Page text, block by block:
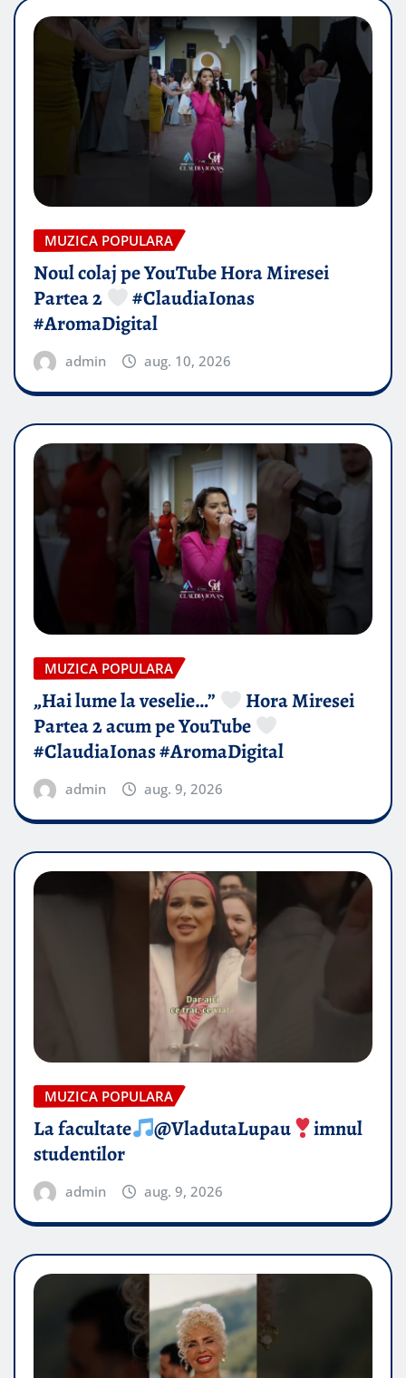
MUZICA POPULARA
Noul colaj pe YouTube Hora Miresei
Partea 2
#ClaudiaIonas
#AromaDigital
admin aug. 10, 2026
MUZICA POPULARA
„Hai lume la veselie…”
Hora Miresei
Partea 2 acum pe YouTube
#ClaudiaIonas #AromaDigital
admin aug. 9, 2026
MUZICA POPULARA
La facultate @VladutaLupau
imnul
studentilor
admin aug. 9, 2026